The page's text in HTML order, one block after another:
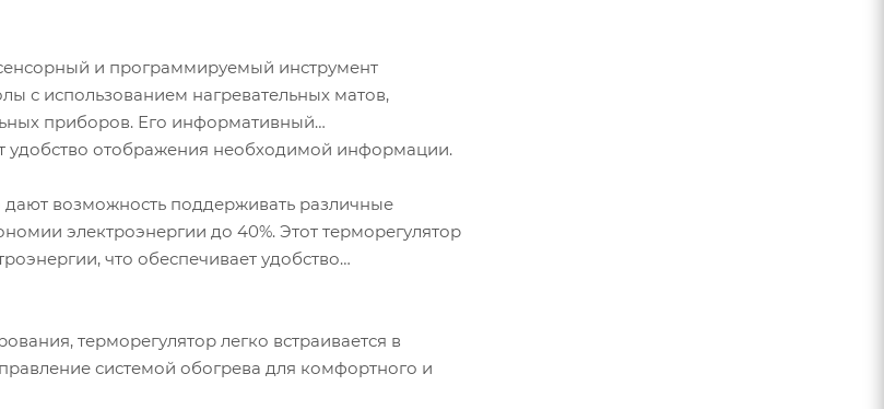
и программируемый инструмент
с использованием нагревательных матов,
приборов. Его информативный
удобство отображения необходимой информации.
возможность поддерживать различные
электроэнергии до 40%. Этот терморегулятор
что обеспечивает удобство
терморегулятор легко встраивается в
системой обогрева для комфортного и